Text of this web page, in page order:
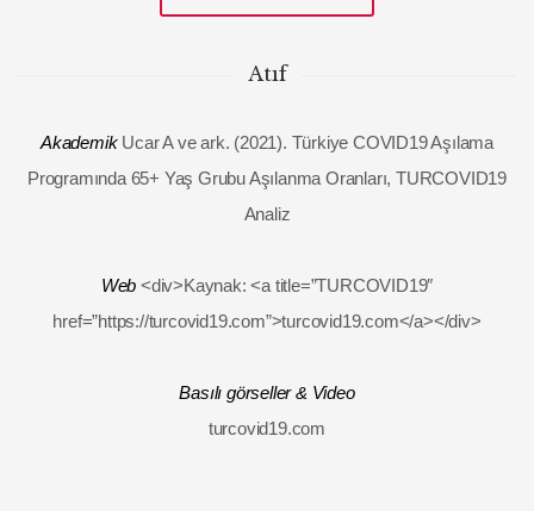
Atıf
AkademikUcar A ve ark. (2021). Türkiye COVID19 Aşılama
Programında 65+ Yaş Grubu Aşılanma Oranları, TURCOVID19
Analiz
Web <div>Kaynak: <a title=”TURCOVID19″
href=”https://turcovid19.com”>turcovid19.com</a></div>
Basılı görseller & Video
turcovid19.com